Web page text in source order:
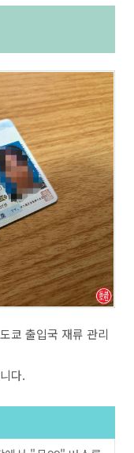
쿄 출입국 재류 관리
다.